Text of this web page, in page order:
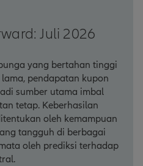
Juli 2026
yang bertahan tinggi
pendapatan kupon
sumber utama imbal
tetap. Keberhasilan
oleh kemampuan
tangguh di berbagai
oleh prediksi terhadap